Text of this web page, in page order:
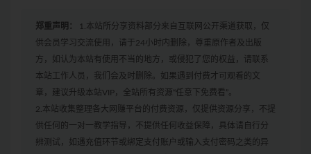
郑重声明：
1.本站所分享资料部分来自互联网公开渠道获取，仅
供会员学习交流使用，请于24小时内删除，尊重原作者及出版
方，如认为本站有使用不当的地方，或侵犯了您的权益，请联系
本站工作人员，我们会及时删除。如果遇到付费才可观看的文
章，建议升级本站VIP，全站所有资源“任意下免费看”。
2.本站收集整理各大网赚平台的付费资源，仅提供资源分享，不提
供任何的一对一教学指导，不提供任何收益保障，具体请自行分
辨测试，如遇充值环节或绑定支付账户或输入支付密码之类的异